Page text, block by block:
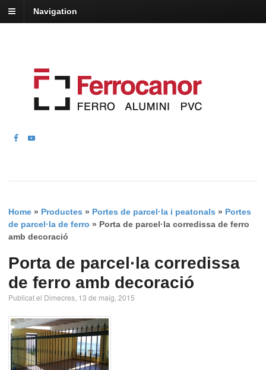
Navigation
Home » Productes » Portes de parcel·la i peatonals » Portes
de parcel·la de ferro » Porta de parcel·la corredissa de ferro
amb decoració
Porta de parcel·la corredissa
de ferro amb decoració
Publicat el Dimecres, 13 de maig, 2015